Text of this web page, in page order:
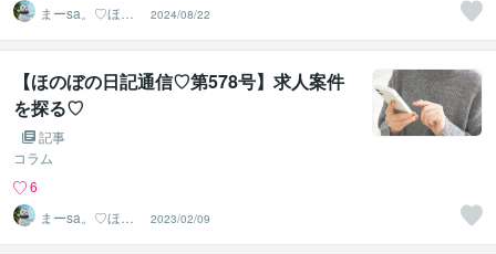
まーsa。♡ほの
ぼのブログ毎日
配信♡
2024/08/22
【ほのぼの日記通信♡第578号】求人案件
を探る♡
記事
コラム
6
まーsa。♡ほの
ぼのブログ毎日
配信♡
2023/02/09